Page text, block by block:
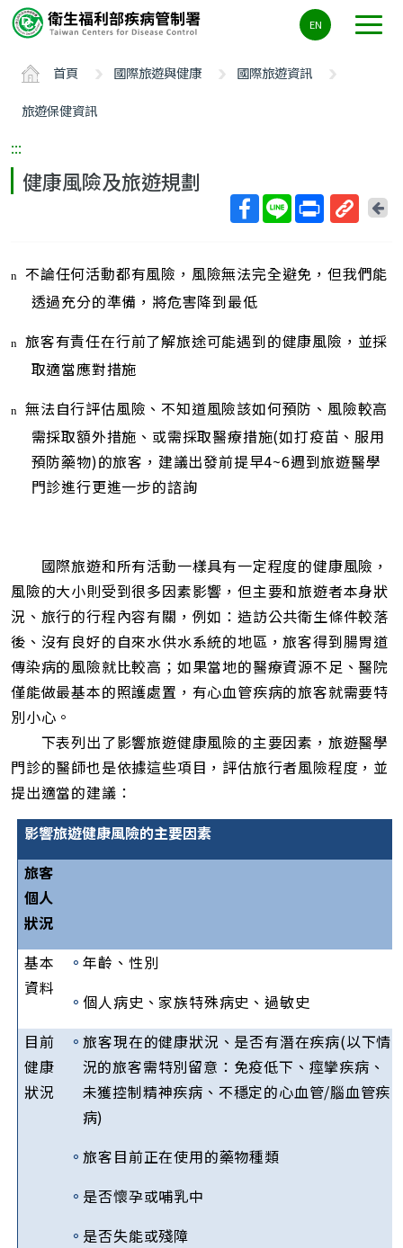
要
ALT+C
EN
首頁 國際旅遊與健康
國際旅遊資訊
旅遊保健資訊
:::
健康風險及旅遊規劃
短
回
n 不論任何活動都有風險，風險無法完全避免，但我們能
透過充分的準備，將危害降到最低
n 旅客有責任在行前了解旅途可能遇到的健康風險，並採
取適當應對措施
n 無法自行評估風險、不知道風險該如何預防、風險較高
需採取額外措施、或需採取醫療措施(如打疫苗、服用
預防藥物)的旅客，建議出發前提早4~6週到旅遊醫學
門診進行更進一步的諮詢
國際旅遊和所有活動一樣具有一定程度的健康風險，
風險的大小則受到很多因素影響，但主要和旅遊者本身狀
況、旅行的行程內容有關，例如：造訪公共衛生條件較落
後、沒有良好的自來水供水系統的地區，旅客得到腸胃道
傳染病的風險就比較高；如果當地的醫療資源不足、醫院
僅能做最基本的照護處置，有心血管疾病的旅客就需要特
別小心。
下表列出了影響旅遊健康風險的主要因素，旅遊醫學
門診的醫師也是依據這些項目，評估旅行者風險程度，並
提出適當的建議：
影響旅遊健康風險的主要因素
旅客
個人
狀況
基本
資料
。年齡、性別
。個人病史、家族特殊病史、過敏史
目前
健康
狀況
。旅客現在的健康狀況、是否有潛在疾病(以下情
況的旅客需特別留意：免疫低下、痙攣疾病、
未獲控制精神疾病、不穩定的心血管/腦血管疾
病)
。旅客目前正在使用的藥物種類
。 是否懷孕或哺乳中
。 是否失能或殘障